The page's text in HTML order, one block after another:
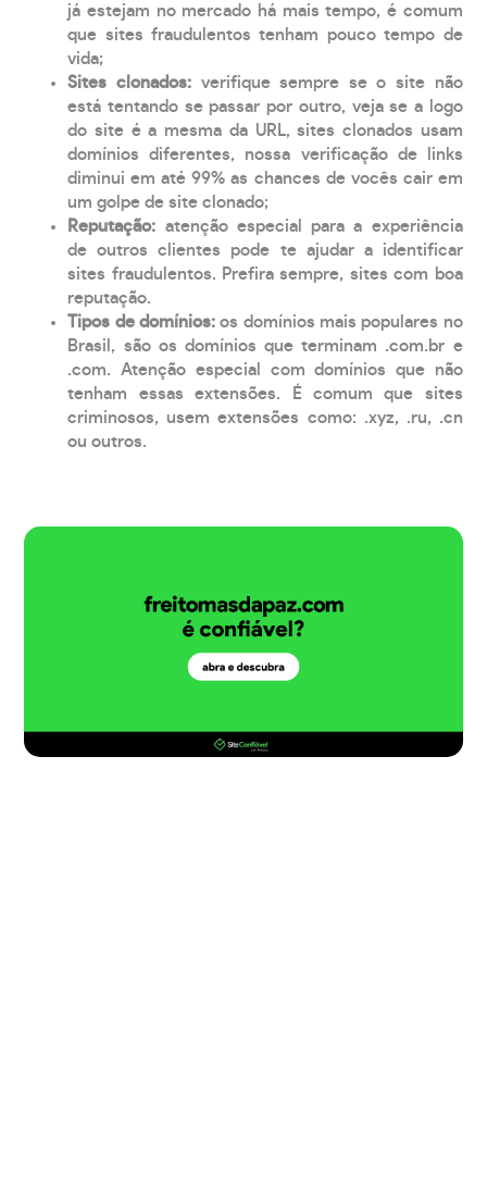
já estejam no mercado há mais tempo, é comum
que sites fraudulentos tenham pouco tempo de
vida;
Sites clonados: verifique sempre se o site não
está tentando se passar por outro, veja se a logo
do site é a mesma da URL, sites clonados usam
domínios diferentes, nossa verificação de links
diminui em até 99% as chances de vocês cair em
um golpe de site clonado;
Reputação: atenção especial para a experiência
de outros clientes pode te ajudar a identificar
sites fraudulentos. Prefira sempre, sites com boa
reputação.
Tipos de domínios:os domínios mais populares no
Brasil, são os domínios que terminam .com.br e
.com. Atenção especial com domínios que não
tenham essas extensões. É comum que sites
criminosos, usem extensões como: .xyz, .ru, .cn
ou outros.